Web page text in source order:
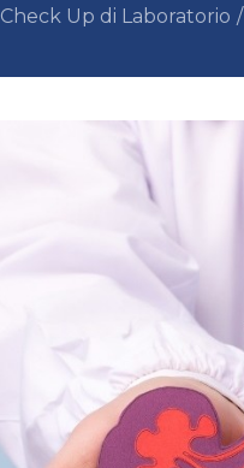
Check Up di Laboratorio